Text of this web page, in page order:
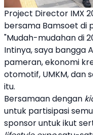
Project Director IMX
bersama Bamsoet di
"Mudah-mudahan di
Intinya, saya bangga
pameran, ekonomi
otomotif, UMKM, dan
itu.
Bersamaan dengan
untuk partisipasi
sponsor untuk ikut